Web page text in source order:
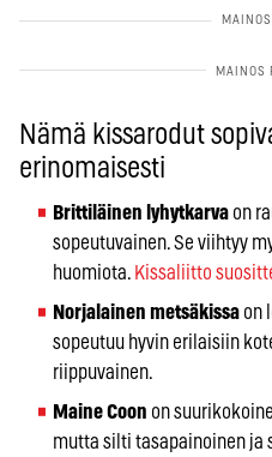
Nämä kissarodut
erinomaisesti
Brittiläinen lyhytkarva on
sopeutuvainen. Se viihtyy
huomiota. Kissaliitto
Norjalainen metsäkissa on
sopeutuu hyvin erilaisiin
riippuvainen.
Maine Coon on
mutta silti tasapainoinen ja